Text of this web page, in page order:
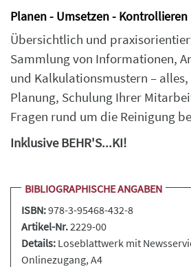
Planen - Umsetzen - Kontrollieren
Übersichtlich und
Sammlung von Informationen,
und Kalkulationsmustern –
Planung, Schulung Ihrer
Fragen rund um die Reinigung
Inklusive BEHR'S...KI!
BIBLIOGRAPHISCHE ANGABEN
ISBN:978-3-95468-432-8
Artikel-Nr.2229-00
Details: Loseblattwerk mit
Onlinezugang, A4